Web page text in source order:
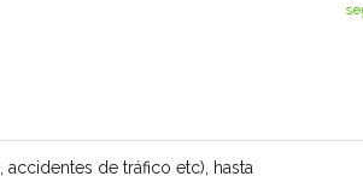
de tráfico etc), hasta